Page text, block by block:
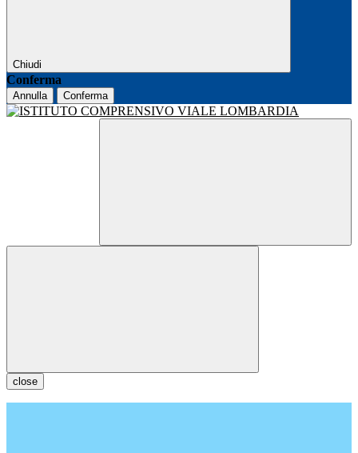
Chiudi
Conferma
Annulla Conferma
close